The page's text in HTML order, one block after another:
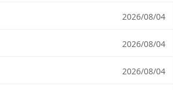
2026/08/04
2026/08/04
2026/08/04